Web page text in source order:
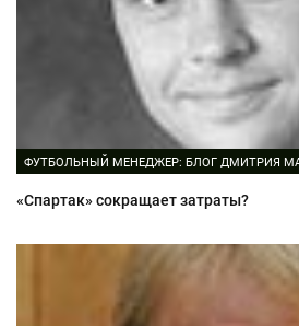
ФУТБОЛЬНЫЙ МЕНЕДЖЕР: БЛОГ ДМИТРИЯ
«Спартак» сокращает затраты?